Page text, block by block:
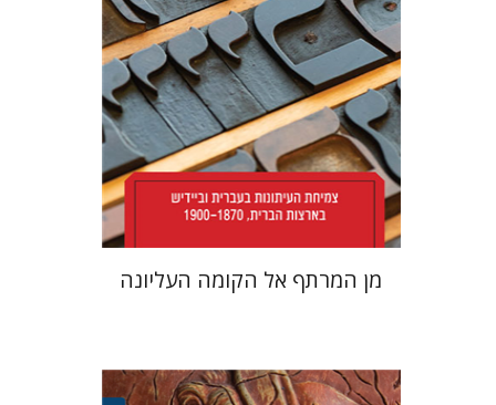
הנחת אתר ספר מודפס
$42
$38
מן המרתף אל הקומה העליונה